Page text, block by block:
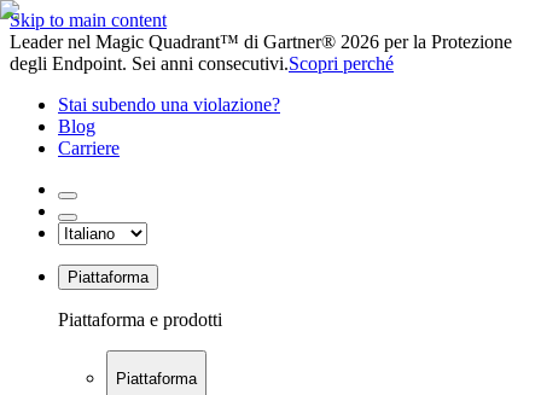
Skip to main content
Leader nel Magic Quadrant™ di Gartner® 2026 per la Protezione
degli Endpoint. Sei anni consecutivi.Scopri perché
Stai subendo una violazione?
Blog
Carriere
Piattaforma
Piattaforma e prodotti
Piattaforma